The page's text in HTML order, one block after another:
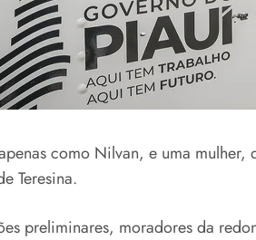
como Nilvan, e uma
Teresina.
preliminares, moradores da